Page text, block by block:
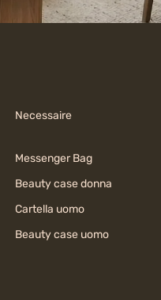
Necessaire
Messenger Bag
Beauty case donna
Cartella uomo
Beauty case uomo